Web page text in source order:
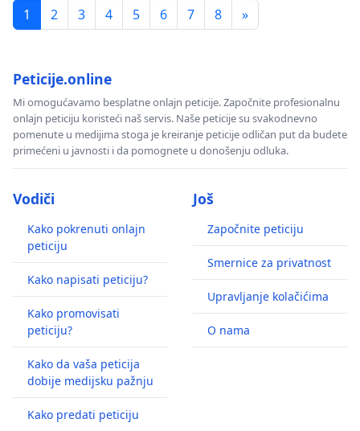
1
2 3 4 5 6 7 8 »
Peticije.online
Mi omogućavamo besplatne onlajn peticije. Započnite profesionalnu
onlajn peticiju koristeći naš servis. Naše peticije su svakodnevno
pomenute u medijima stoga je kreiranje peticije odličan put da budete
primećeni u javnosti i da pomognete u donošenju odluka.
Vodiči
Kako pokrenuti onlajn
peticiju
Kako napisati peticiju?
Kako promovisati
peticiju?
Kako da vaša peticija
dobije medijsku pažnju
Kako predati peticiju
Još
Započnite peticiju
Smernice za privatnost
Upravljanje kolačićima
O nama